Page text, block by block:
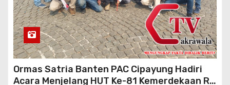
Ormas Satria Banten PAC Cipayung Hadiri
Acara Menjelang HUT Ke-81 Kemerdekaan RI